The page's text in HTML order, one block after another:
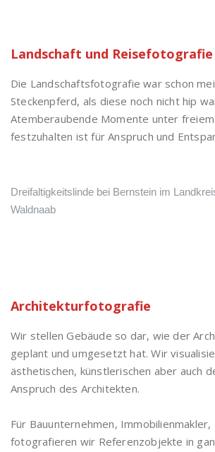
Landschaft und Reisefotografie
Die Landschaftsfotografie war schon
Steckenpferd, als diese noch nicht hip
Atemberaubende Momente unter
festzuhalten ist für Anspruch und
Dreifaltigkeitslinde bei Bernstein im
Waldnaab
Architekturfotografie
Wir stellen Gebäude so dar, wie der
geplant und umgesetzt hat. Wir
ästhetischen, künstlerischen aber auch
Anspruch des Architekten.
Für Bauunternehmen,
fotografieren wir Referenzobjekte in